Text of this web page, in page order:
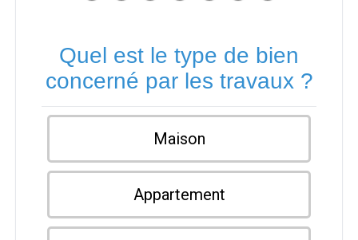
Quel est le type de bien
concerné par les travaux ?
Maison
Appartement